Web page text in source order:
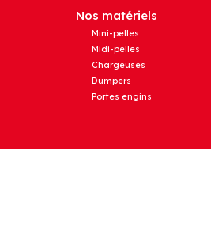
Nos matériels
Mini-pelles
Midi-pelles
Chargeuses
Dumpers
Portes engins